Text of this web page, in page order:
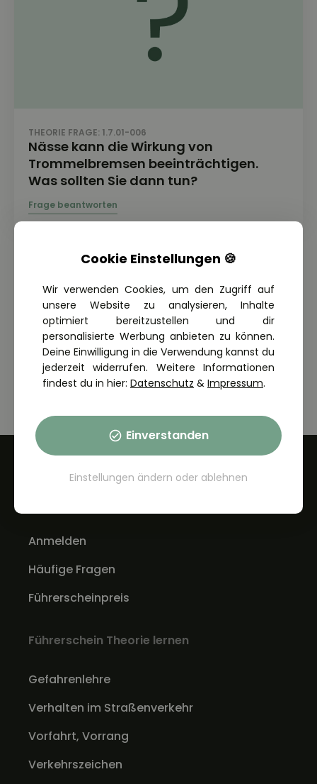
THEORIE FRAGE: 1.7.01-006
Nässe kann die Wirkung von
Trommelbremsen beeinträchtigen.
Was sollten Sie dann tun?
Alle Kapitel anzeigen
Anmelden
Häufige Fragen
Führerscheinpreis
Führerschein Theorie lernen
Gefahrenlehre
Verhalten im Straßenverkehr
Vorfahrt, Vorrang
Verkehrszeichen
Cookie Einstellungen 🍪
Wir verwenden Cookies, um den Zugriff auf
unsere Website zu analysieren, Inhalte
optimiert bereitzustellen und dir
personalisierte Werbung anbieten zu können.
Deine Einwilligung in die Verwendung kannst du
jederzeit widerrufen. Weitere Informationen
findest du in hier: Datenschutz & Impressum.
Einverstanden
Einstellungen ändern oder ablehnen